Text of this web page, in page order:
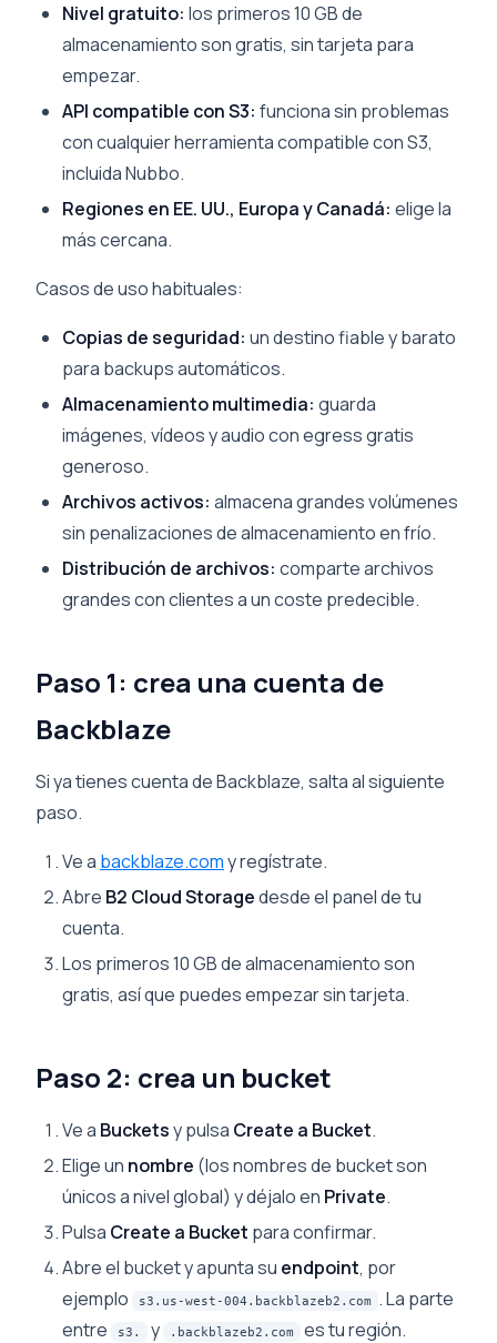
Nivel gratuito: los primeros 10 GB de
almacenamiento son gratis, sin tarjeta para
empezar.
API compatible con S3: funciona sin problemas
con cualquier herramienta compatible con S3,
incluida Nubbo.
Regiones en EE. UU., Europa y Canadá: elige la
más cercana.
Casos de uso habituales:
Copias de seguridad: un destino fiable y barato
para backups automáticos.
Almacenamiento multimedia: guarda
imágenes, vídeos y audio con egress gratis
generoso.
Archivos activos: almacena grandes volúmenes
sin penalizaciones de almacenamiento en frío.
Distribución de archivos: comparte archivos
grandes con clientes a un coste predecible.
Paso 1: crea una cuenta de
Backblaze
Si ya tienes cuenta de Backblaze, salta al siguiente
paso.
Ve a backblaze.comy regístrate.
Abre B2 Cloud Storagedesde el panel de tu
cuenta.
Los primeros 10 GB de almacenamiento son
gratis, así que puedes empezar sin tarjeta.
Paso 2: crea un bucket
Ve a Bucketsy pulsa Create a Bucket.
Elige un nombre (los nombres de bucket son
únicos a nivel global) y déjalo en Private.
Pulsa Create a Bucket para confirmar.
Abre el bucket y apunta su endpoint, por
ejemplo
s3.us-west-004.backblazeb2.com . La parte
entre
s3. y .backblazeb2.com es tu región.